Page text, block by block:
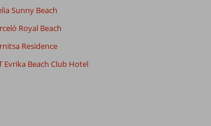
Sunny Beach
Royal Beach
Residence
Evrika Beach Club Hotel